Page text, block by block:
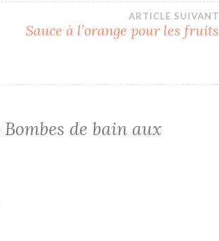
ARTICLE SUIVANT
Sauce à l’orange pour les fruits
Bombes de bain aux